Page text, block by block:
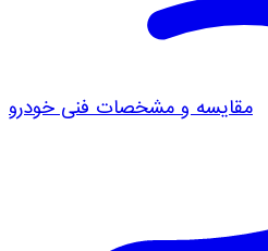
مقایسه و مشخصات فنی خودرو